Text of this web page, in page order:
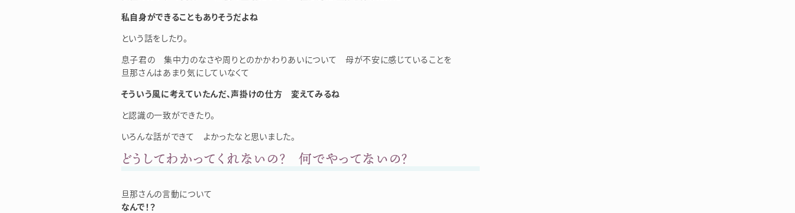
私自身ができることもありそうだよね
という話をしたり。
息子君の 集中力のなさや周りとのかかわりあいについて 母が不安に感じていることを
旦那さんはあまり気にしていなくて
そういう風に考えていたんだ、声掛けの仕方 変えてみるね
と認識の一致ができたり。
いろんな話ができて よかったなと思いました。
どうしてわかってくれないの？ 何でやってないの？
旦那さんの言動について
なんで！？